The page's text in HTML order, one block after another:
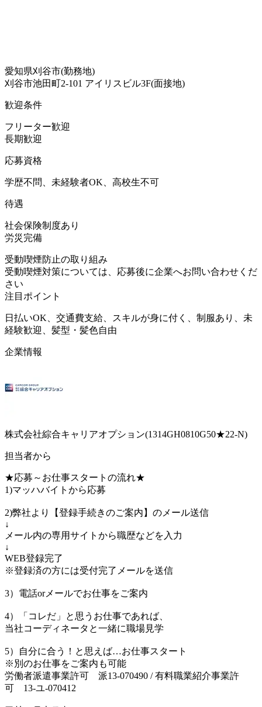
愛知県刈谷市(勤務地)
刈谷市池田町2-101 アイリスビル3F(面接地)
歓迎条件
フリーター歓迎
長期歓迎
応募資格
学歴不問、未経験者OK、高校生不可
待遇
社会保険制度あり
労災完備
受動喫煙防止の取り組み
受動喫煙対策については、応募後に企業へお問い合わせくだ
さい
注目ポイント
日払いOK、交通費支給、スキルが身に付く、制服あり、未
経験歓迎、髪型・髪色自由
企業情報
株式会社綜合キャリアオプション(1314GH0810G50★22-N)
担当者から
★応募～お仕事スタートの流れ★
1)マッハバイトから応募
2)弊社より【登録手続きのご案内】のメール送信
↓
メール内の専用サイトから職歴などを入力
↓
WEB登録完了
※登録済の方には受付完了メールを送信
3）電話orメールでお仕事をご案内
4）「コレだ」と思うお仕事であれば、
当社コーディネータと一緒に職場見学
5）自分に合う！と思えば…お仕事スタート
※別のお仕事をご案内も可能
労働者派遣事業許可 派13-070490 / 有料職業紹介事業許
可 13-ユ-070412